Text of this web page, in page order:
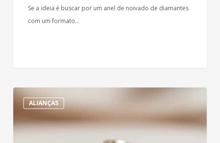
Se a ideia é buscar por um anel de noivado de diamantes
com um formato…
ALIANÇAS
Personalização
detalhamento
em